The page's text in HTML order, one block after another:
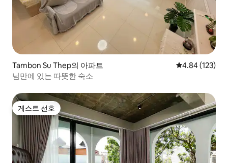
Tambon Su Thep의 아파트 평점 4.84점(5
4.84 (123)
님만에 있는 따뜻한 숙소
게스트 선호
게스트 선호